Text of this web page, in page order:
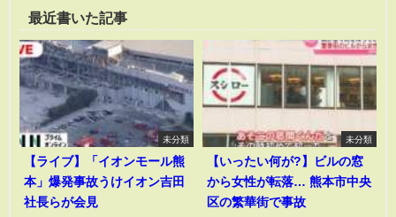
最近書いた記事
未分類
【ライブ】「イオンモール熊
本」爆発事故うけイオン吉田
社長らが会見
未分類
【いったい何が?】ビルの窓
から女性が転落… 熊本市中央
区の繁華街で事故